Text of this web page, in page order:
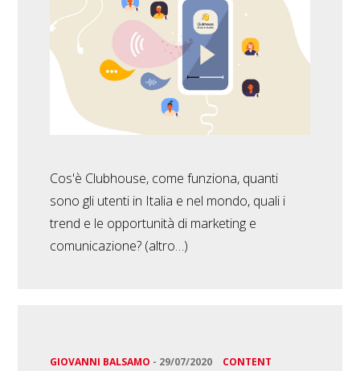
Cos'è Clubhouse, come funziona, quanti
sono gli utenti in Italia e nel mondo, quali i
trend e le opportunità di marketing e
comunicazione? (altro…)
GIOVANNI BALSAMO - 29/07/2020
CONTENT